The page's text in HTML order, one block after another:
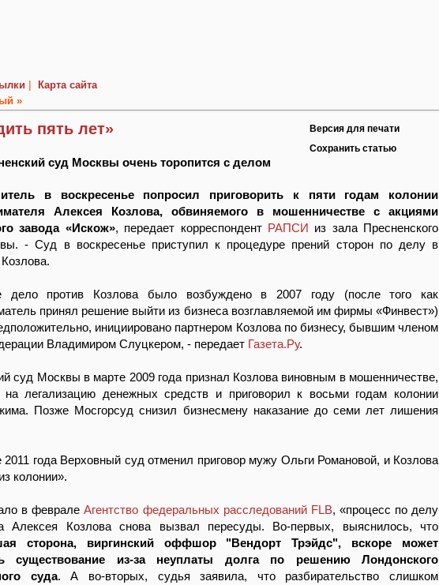
|
Карта сайта
»
пять лет»
суд Москвы очень торопится с делом
Версия для печати
Сохранить статью
в воскресенье попросил приговорить к пяти годам колонии
Алексея Козлова, обвиняемого в мошенничестве с акциями
завода «Искож», передает корреспондент РАПСИ из зала Пресненского
- Суд в воскресенье приступил к процедуре прений сторон по делу в
дело против Козлова было возбуждено в 2007 году (после того как
принял решение выйти из бизнеса возглавляемой им фирмы «Финвест»)
инициировано партнером Козлова по бизнесу, бывшим членом
Владимиром Слуцкером, - передает Газета.Ру.
суд Москвы в марте 2009 года признал Козлова виновным в мошенничестве,
на легализацию денежных средств и приговорил к восьми годам колонии
Позже Мосгорсуд снизил бизнесмену наказание до семи лет лишения
2011 года Верховный суд отменил приговор мужу Ольги Романовой, и Козлова
колонии».
в февралеАгентство федеральных расследований FLB, «процесс по делу
Алексея Козлова снова вызвал пересуды. Во-первых, выяснилось, что
сторона, виргинский оффшор "Вендорт Трэйдс", вскоре может
существование из-за неуплаты долга по решению Лондонского
суда. А во-вторых, судья заявила, что разбирательство слишком